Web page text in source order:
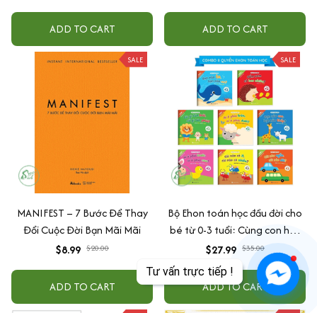
ADD TO CART ADD TO CART
SALE
MANIFEST – 7 Bước Để Thay
Đổi Cuộc Đời Bạn Mãi Mãi
$8.99 $20.00
ADD TO CART
SALE
Bộ Ehon toán học đầu đời cho
bé từ 0-3 tuổi: Cùng con học
toán (song ngữ Việt Anh)
$27.99 $35.00
ADD TO CART